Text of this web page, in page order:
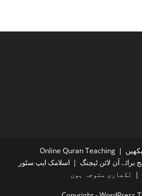
Online Quran Teaching
اسلامک ایپ سٹور
برائے آن لائن ٹیچنگ
لکھاری متوجہ ہوں